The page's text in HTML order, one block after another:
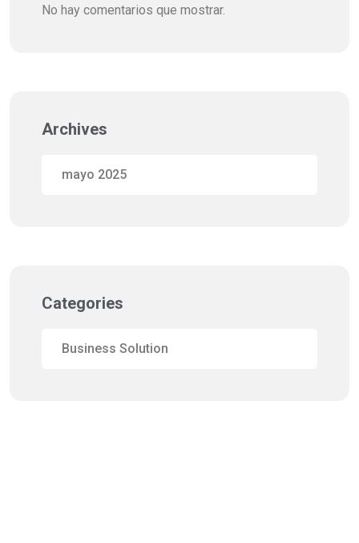
No hay comentarios que mostrar.
Archives
mayo 2025
Categories
Business Solution